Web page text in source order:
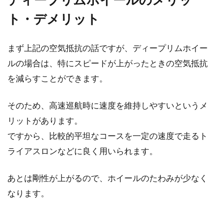
ロードバイクでツーリングする方を最近多く見
身体一つで旅をす...
ピナレロのドグマF10は超高価？各
ト・デメリット
まず上記の空気抵抗の話ですが、ディープリムホイー
ルの場合は、特にスピードが上がったときの空気抵抗
を減らすことができます。
そのため、高速巡航時に速度を維持しやすいというメ
リットがあります。
ですから、比較的平坦なコースを一定の速度で走るト
ライアスロンなどに良く用いられます。
あとは剛性が上がるので、ホイールのたわみが少なく
なります。